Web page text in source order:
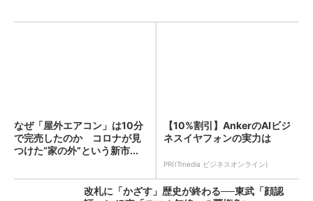
なぜ「屋外エアコン」は10分
で完売したのか コロナが見
つけた“家の外”という新市...
【10%割引】AnkerのAIビジ
ネスイヤフォンの実力は
PR(ITmedia ビジネスオンライン)
改札に「かざす」歴史が終わる──東武「顔認